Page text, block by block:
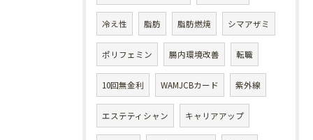
冷え性 脂肪 脂肪燃焼 シマアザミ
ポリフェミン 腸内環境改善 転職
10回無金利 WAMJCBカード 紫外線
エステティシャン キャリアアップ